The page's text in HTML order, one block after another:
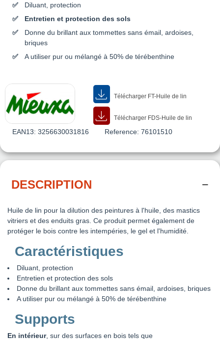
Diluant, protection
Entretien et protection des sols
Donne du brillant aux tommettes sans émail, ardoises,
briques
A utiliser pur ou mélangé à 50% de térébenthine
Télécharger FT-Huile de lin
Télécharger FDS-Huile de lin
EAN13: 3256630031816 Reference: 76101510
DESCRIPTION
Huile de lin pour la dilution des peintures à l'huile, des mastics
vitriers et des enduits gras. Ce produit permet également de
protéger le bois contre les intempéries, le gel et l'humidité.
Caractéristiques
Diluant, protection
Entretien et protection des sols
Donne du brillant aux tommettes sans émail, ardoises, briques
A utiliser pur ou mélangé à 50% de térébenthine
Supports
En intérieur, sur des surfaces en bois tels que